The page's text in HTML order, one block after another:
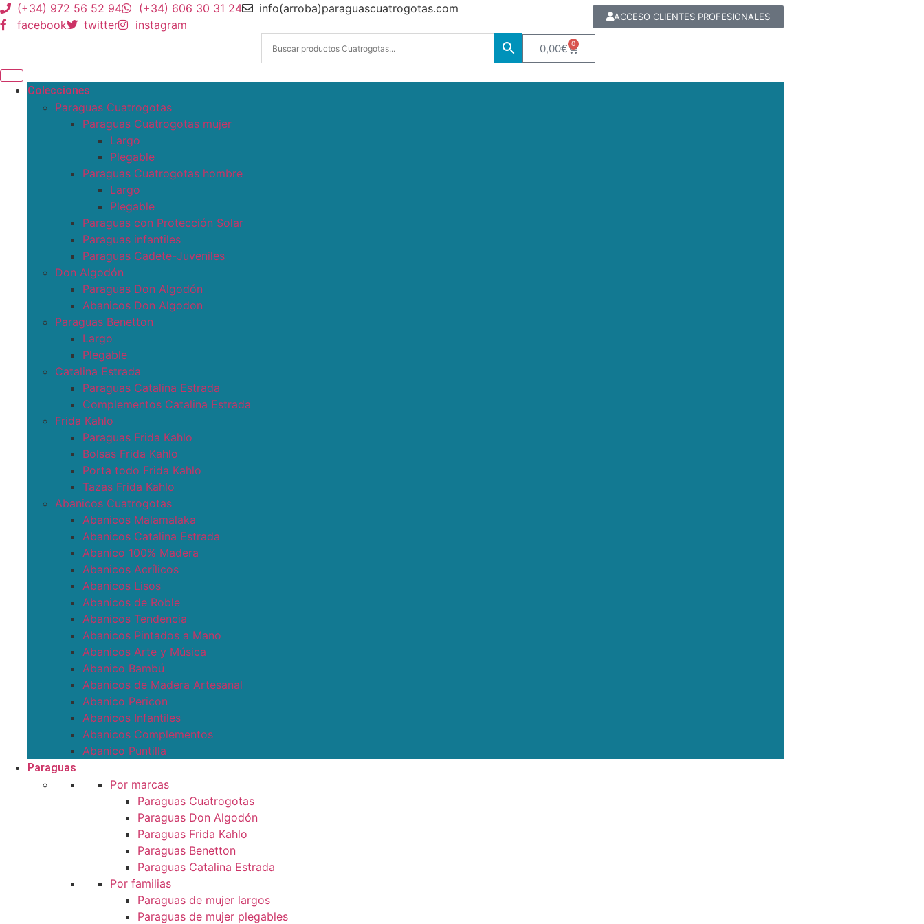
(+34) 972 56 52 94 (+34) 606 30 31 24
info(arroba)paraguascuatrogotas.com
facebook
twitter instagram
ACCESO CLIENTES PROFESIONALES
0,00€ 0
Colecciones
Paraguas Cuatrogotas
Paraguas Cuatrogotas mujer
Largo
Plegable
Paraguas Cuatrogotas hombre
Largo
Plegable
Paraguas con Protección Solar
Paraguas infantiles
Paraguas Cadete-Juveniles
Don Algodón
Paraguas Don Algodón
Abanicos Don Algodon
Paraguas Benetton
Largo
Plegable
Catalina Estrada
Paraguas Catalina Estrada
Complementos Catalina Estrada
Frida Kahlo
Paraguas Frida Kahlo
Bolsas Frida Kahlo
Porta todo Frida Kahlo
Tazas Frida Kahlo
Abanicos Cuatrogotas
Abanicos Malamalaka
Abanicos Catalina Estrada
Abanico 100% Madera
Abanicos Acrílicos
Abanicos Lisos
Abanicos de Roble
Abanicos Tendencia
Abanicos Pintados a Mano
Abanicos Arte y Música
Abanico Bambú
Abanicos de Madera Artesanal
Abanico Pericon
Abanicos Infantiles
Abanicos Complementos
Abanico Puntilla
Paraguas
Por marcas
Paraguas Cuatrogotas
Paraguas Don Algodón
Paraguas Frida Kahlo
Paraguas Benetton
Paraguas Catalina Estrada
Por familias
Paraguas de mujer largos
Paraguas de mujer plegables